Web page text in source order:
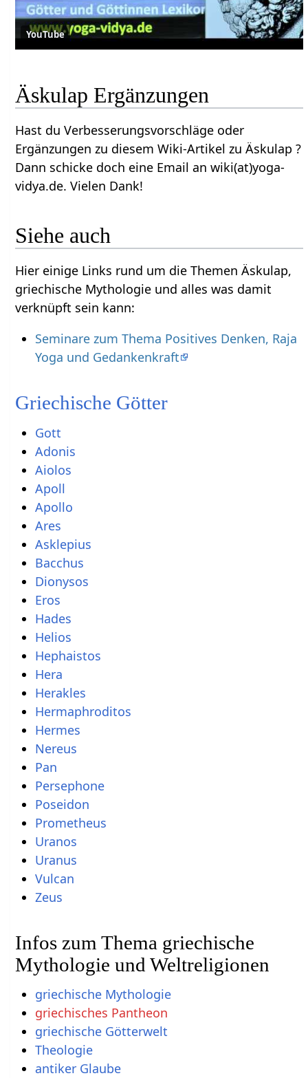
YouTube
Äskulap Ergänzungen
Hast du Verbesserungsvorschläge oder
Ergänzungen zu diesem Wiki-Artikel zu Äskulap ?
Dann schicke doch eine Email an wiki(at)yoga-
vidya.de. Vielen Dank!
Siehe auch
Hier einige Links rund um die Themen Äskulap,
griechische Mythologie und alles was damit
verknüpft sein kann:
Seminare zum Thema Positives Denken, Raja
Yoga und Gedankenkraft
Griechische Götter
Gott
Adonis
Aiolos
Apoll
Apollo
Ares
Asklepius
Bacchus
Dionysos
Eros
Hades
Helios
Hephaistos
Hera
Herakles
Hermaphroditos
Hermes
Nereus
Pan
Persephone
Poseidon
Prometheus
Uranos
Uranus
Vulcan
Zeus
Infos zum Thema griechische
Mythologie und Weltreligionen
griechische Mythologie
griechisches Pantheon
griechische Götterwelt
Theologie
antiker Glaube